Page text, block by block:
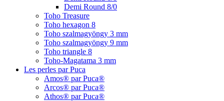
Demi Round 8/0
Toho Treasure
Toho hexagon 8
Toho szalmagyöngy 3 mm
Toho szalmagyöngy 9 mm
Toho triangle 8
Toho-Magatama 3 mm
Les perles par Puca
Amos® par Puca®
Arcos® par Puca®
Athos® par Puca®